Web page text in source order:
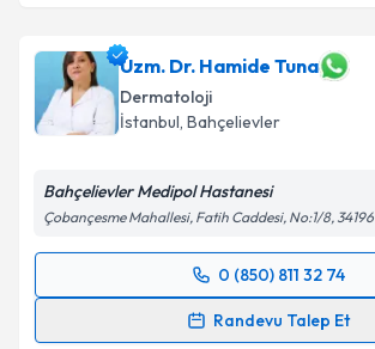
Uzm. Dr. Hamide Tuna
Dermatoloji
İstanbul, Bahçelievler
Bahçelievler Medipol Hastanesi
Çobançesme Mahallesi, Fatih Caddesi, No:1/8, 34196
0 (850) 811 32 74
Randevu Talep Et
Randevu Takvimi Talebi